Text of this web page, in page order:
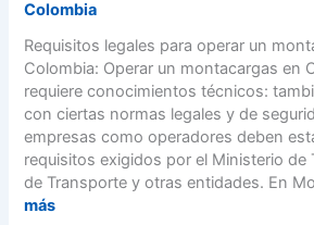
c
i
o
d
e
A
l
t
a
c
a
r
g
a
Colombia
Requisitos legales para operar un
Colombia: Operar un montacargas en
requiere conocimientos técnicos:
con ciertas normas legales y de
empresas como operadores deben
requisitos exigidos por el Ministerio de
de Transporte y otras entidades. En
más: